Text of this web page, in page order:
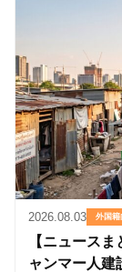
2026.08.03 外国籍
【ニュース
ャンマー人建